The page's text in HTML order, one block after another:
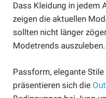
Dass Kleidung in jedem
zeigen die aktuellen
sollten nicht länger
Modetrends auszuleben.
Passform, elegante
präsentieren sich die